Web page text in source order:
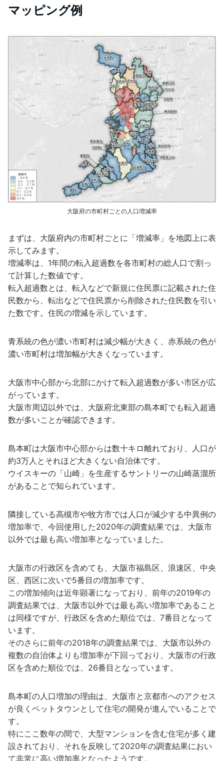
マッピング例
大阪府の市町村ごとの人口増減率
まずは、大阪府内の市町村ごとに「増減率」を地図上に表
示してみます。
増減率は、1年間の転入超過数を各市町村の総人口で割っ
て計算した数値です。
転入超過数とは、転入などで新規に住民票に記載された住
民数から、転出などで住民票から削除された住民数を引い
た数です。住民の増減を示しています。
青系統の色が濃い市町村は減少幅が大きく、赤系統の色が
濃い市町村は増加幅が大きくなっています。
大阪市中心部から北部にかけて転入超過数が多い市区が広
がっています。
大阪市周辺以外では、大阪府北東部の島本町でも転入超過
数が多いことが確認できます。
島本町は大阪市中心部からは数十キロ離れており、人口が
約3万人とそれほど大きくない自治体です。
ウイスキーの「山崎」を生産するサントリーの山崎蒸溜所
があることで知られています。
隣接している高槻市や牧方市では人口が減少する中異例の
増加率で、今回使用した2020年の調査結果では、大阪市
以外では最も高い増加率となっていました。
大阪市の行政区を含めても、大阪市福島区、浪速区、中央
区、西区に次いで5番目の増加率です。
この増加傾向は近年顕著になっており、前年の2019年の
調査結果では、大阪市以外では最も高い増加率であること
は同様ですが、行政区を含めた順位では、7番目となって
います。
そのさらに前年の2018年の調査結果では、大阪市以外の
複数の自治体よりも増加率が下回っており、大阪市の行政
区を含めた順位では、26番目となっています。
島本町の人口増加の理由は、大阪市と京都市へのアクセス
が良くベットタウンとして住宅の開発が進んでいることで
す。
特にここ数年の間で、大型マンションを含む住宅が多く建
設されており、それを反映して2020年の調査結果におい
て非常に高い増加率となったようです。